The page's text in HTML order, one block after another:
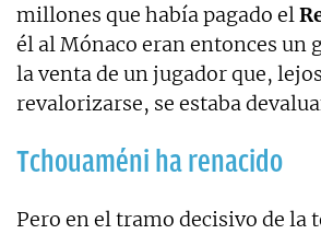
millones que había pagado el
él al Mónaco eran entonces un
la venta de un jugador que,
revalorizarse, se estaba
Tchouaméni ha renacido
Pero en el tramo decisivo de la